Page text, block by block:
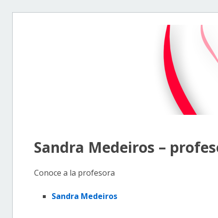
Sandra Medeiros –
Conoce a la profesora
Sandra Medeiros